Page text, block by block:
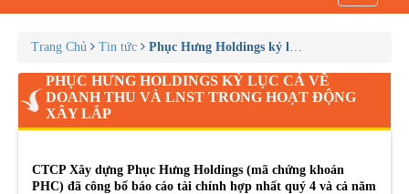
Trang Chủ Tin tức Phục Hưng Holdings kỷ lục cả về doanh thu
PHỤC HƯNG HOLDINGS KỶ LỤC CẢ VỀ
DOANH THU VÀ LNST TRONG HOẠT ĐỘNG
XÂY LẮP
CTCP Xây dựng Phục Hưng Holdings (mã chứng khoán
PHC) đã công bố báo cáo tài chính hợp nhất quý 4 và cả năm